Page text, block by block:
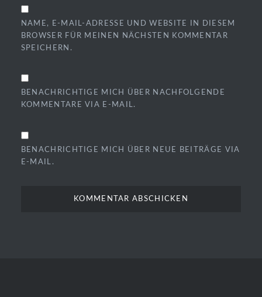
NAME, E-MAIL-ADRESSE UND WEBSITE IN DIESEM
BROWSER FÜR MEINEN NÄCHSTEN KOMMENTAR
SPEICHERN.
BENACHRICHTIGE MICH ÜBER NACHFOLGENDE
KOMMENTARE VIA E-MAIL.
BENACHRICHTIGE MICH ÜBER NEUE BEITRÄGE VIA
E-MAIL.